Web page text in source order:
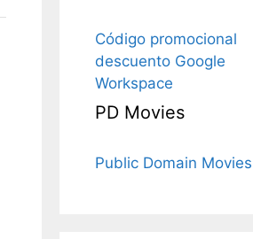
Código promocional
descuento Google
Workspace
PD Movies
Public Domain Movies